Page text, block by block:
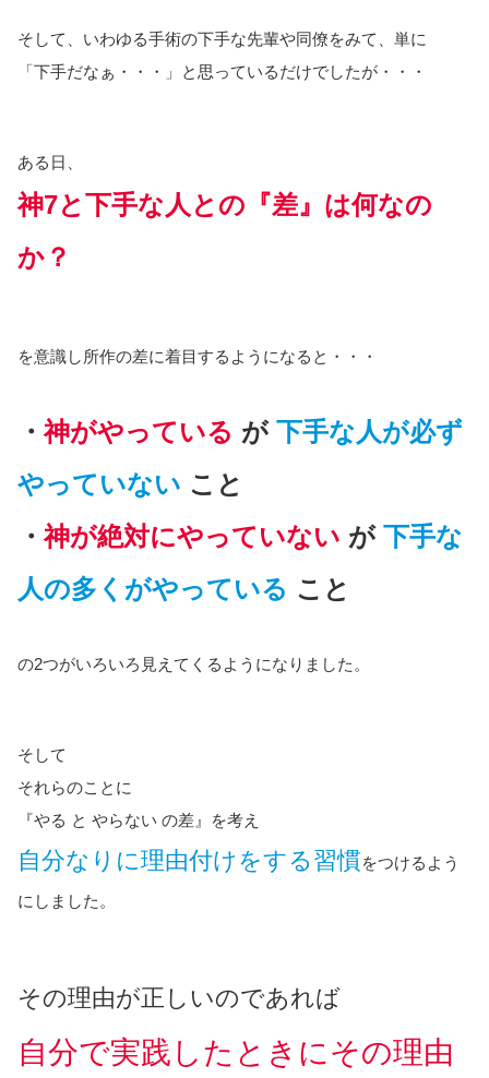
そして、いわゆる手術の下手な先輩や同僚をみて、単に
「下手だなぁ・・・」と思っているだけでしたが・・・
ある日、
神7と下手な人との『差』は何なの
か？
を意識し所作の差に着目するようになると・・・
・神がやっている が 下手な人が必ず
やっていない こと
・神が絶対にやっていない が 下手な
人の多くがやっている こと
の2つがいろいろ見えてくるようになりました。
そして
それらのことに
『やる と やらない の差』を考え
自分なりに理由付けをする習慣をつけるよう
にしました。
その理由が正しいのであれば
自分で実践したときにその理由